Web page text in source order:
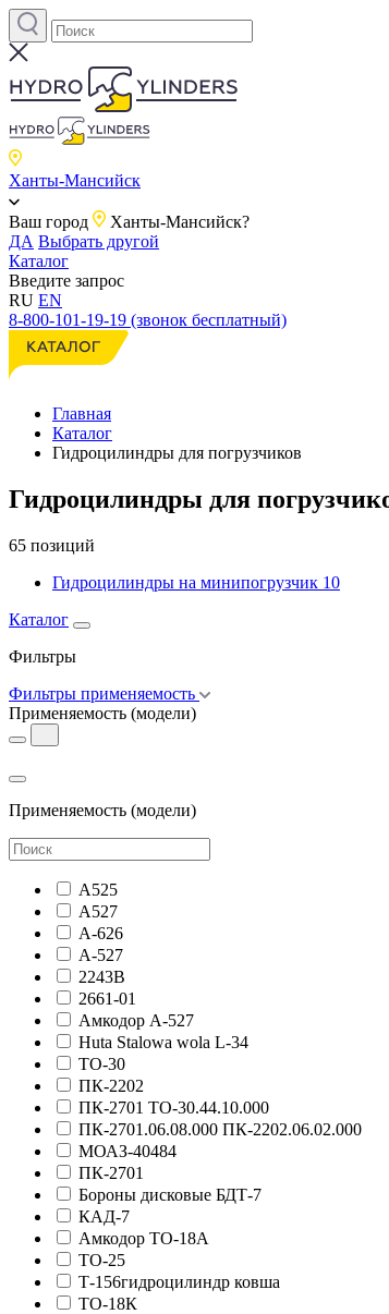
Ханты-Мансийск
Ваш город
Ханты-Мансийск?
ДА Выбрать другой
Каталог
Введите запрос
RU EN
8-800-101-19-19 (звонок бесплатный)
Главная
Каталог
Гидроцилиндры для погрузчиков
Гидроцилиндры для
65 позиций
Гидроцилиндры на минипогрузчик 10
Каталог
Фильтры
Фильтры применяемость
Применяемость (модели)
Применяемость (модели)
А525
А527
А-626
А-527
2243В
2661-01
Амкодор А-527
Huta Stalowa wola L-34
ТО-30
ПК-2202
ПК-2701 ТО-30.44.10.000
ПК-2701.06.08.000 ПК-2202.06.02.000
МОАЗ-40484
ПК-2701
Бороны дисковые БДТ-7
КАД-7
Амкодор ТО-18А
ТО-25
Т-156гидроцилиндр ковша
ТО-18К